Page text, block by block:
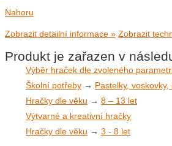
Nahoru
Zobrazit detailní informace » Zobrazit
Produkt je zařazen v
Výběr hraček dle zvoleného
Školní potřeby → Pastelky, voskovky,
Hračky dle věku → 8 – 13 let
Výtvarné a kreativní hračky
Hračky dle věku → 3 - 8 let